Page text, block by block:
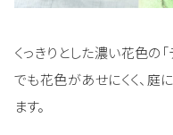
くっきりとした濃い花色の
でも花色があせにくく、庭
ます。